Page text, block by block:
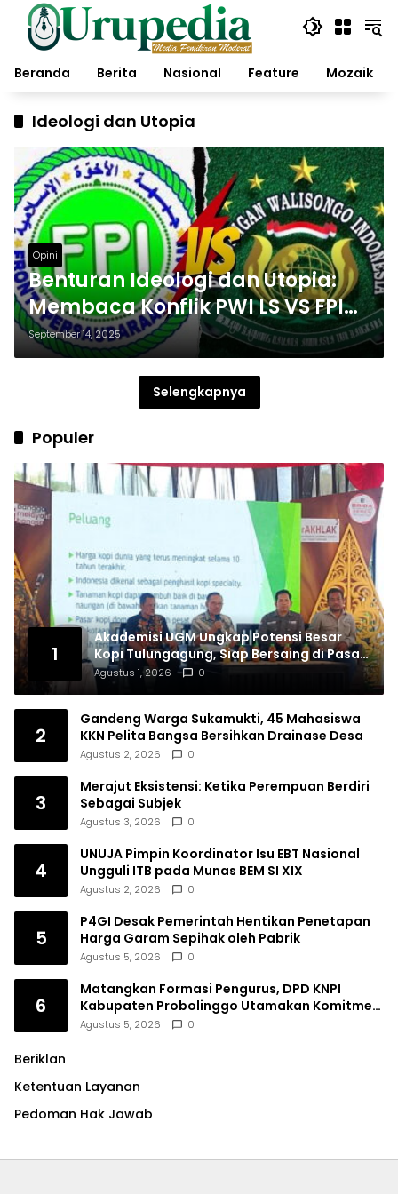
Langsung
konten
Beranda
Berita Nasional Feature Mozaik
Ideologi dan Utopia
Opini
Benturan Ideologi dan Utopia:
Membaca Konflik PWI LS VS FPI
dalam Tafsir Karl Mannheim
September 14, 2025
Selengkapnya
Populer
1
Akademisi UGM Ungkap Potensi Besar
Kopi Tulungagung, Siap Bersaing di Pasar
Nasional hingga Dunia
Agustus 1, 2026 0
2
Gandeng Warga Sukamukti, 45 Mahasiswa
KKN Pelita Bangsa Bersihkan Drainase Desa
Agustus 2, 2026 0
3
Merajut Eksistensi: Ketika Perempuan Berdiri
Sebagai Subjek
Agustus 3, 2026 0
4
UNUJA Pimpin Koordinator Isu EBT Nasional
Ungguli ITB pada Munas BEM SI XIX
Agustus 2, 2026 0
5
P4GI Desak Pemerintah Hentikan Penetapan
Harga Garam Sepihak oleh Pabrik
Agustus 5, 2026 0
6
Matangkan Formasi Pengurus, DPD KNPI
Kabupaten Probolinggo Utamakan Komitmen
dan Kinerja
Agustus 5, 2026 0
Beriklan
Ketentuan Layanan
Pedoman Hak Jawab